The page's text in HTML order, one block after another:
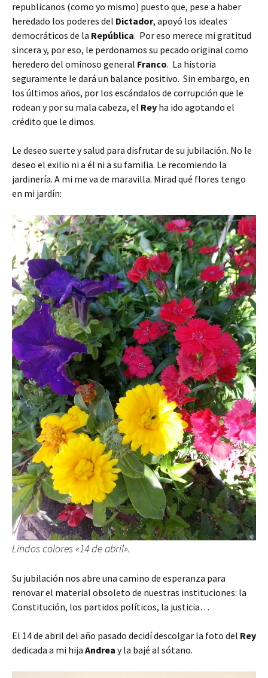
republicanos (como yo mismo) puesto que, pese a haber
heredado los poderes del Dictador, apoyó los ideales
democráticos de la República. Por eso merece mi gratitud
sincera y, por eso, le perdonamos su pecado original como
heredero del ominoso general Franco. La historia
seguramente le dará un balance positivo. Sin embargo, en
los últimos años, por los escándalos de corrupción que le
rodean y por su mala cabeza, el Rey ha ido agotando el
crédito que le dimos.
Le deseo suerte y salud para disfrutar de su jubilación. No le
deseo el exilio ni a él ni a su familia. Le recomiendo la
jardinería. A mi me va de maravilla. Mirad qué flores tengo
en mi jardín:
Lindos colores «14 de abril».
Su jubilación nos abre una camino de esperanza para
renovar el material obsoleto de nuestras instituciones: la
Constitución, los partidos políticos, la justicia…
El 14 de abril del año pasado decidí descolgar la foto del Rey
dedicada a mi hija Andrea y la bajé al sótano.